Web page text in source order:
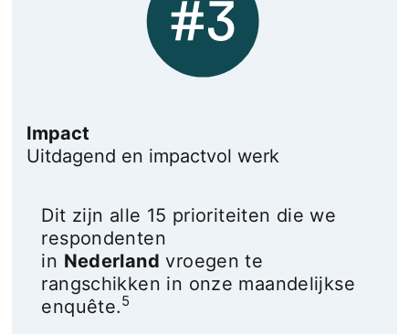
Impact
Uitdagend en impactvol werk
Dit zijn alle 15 prioriteiten die we
respondenten
in Nederland vroegen te
rangschikken in onze maandelijkse
enquête.5